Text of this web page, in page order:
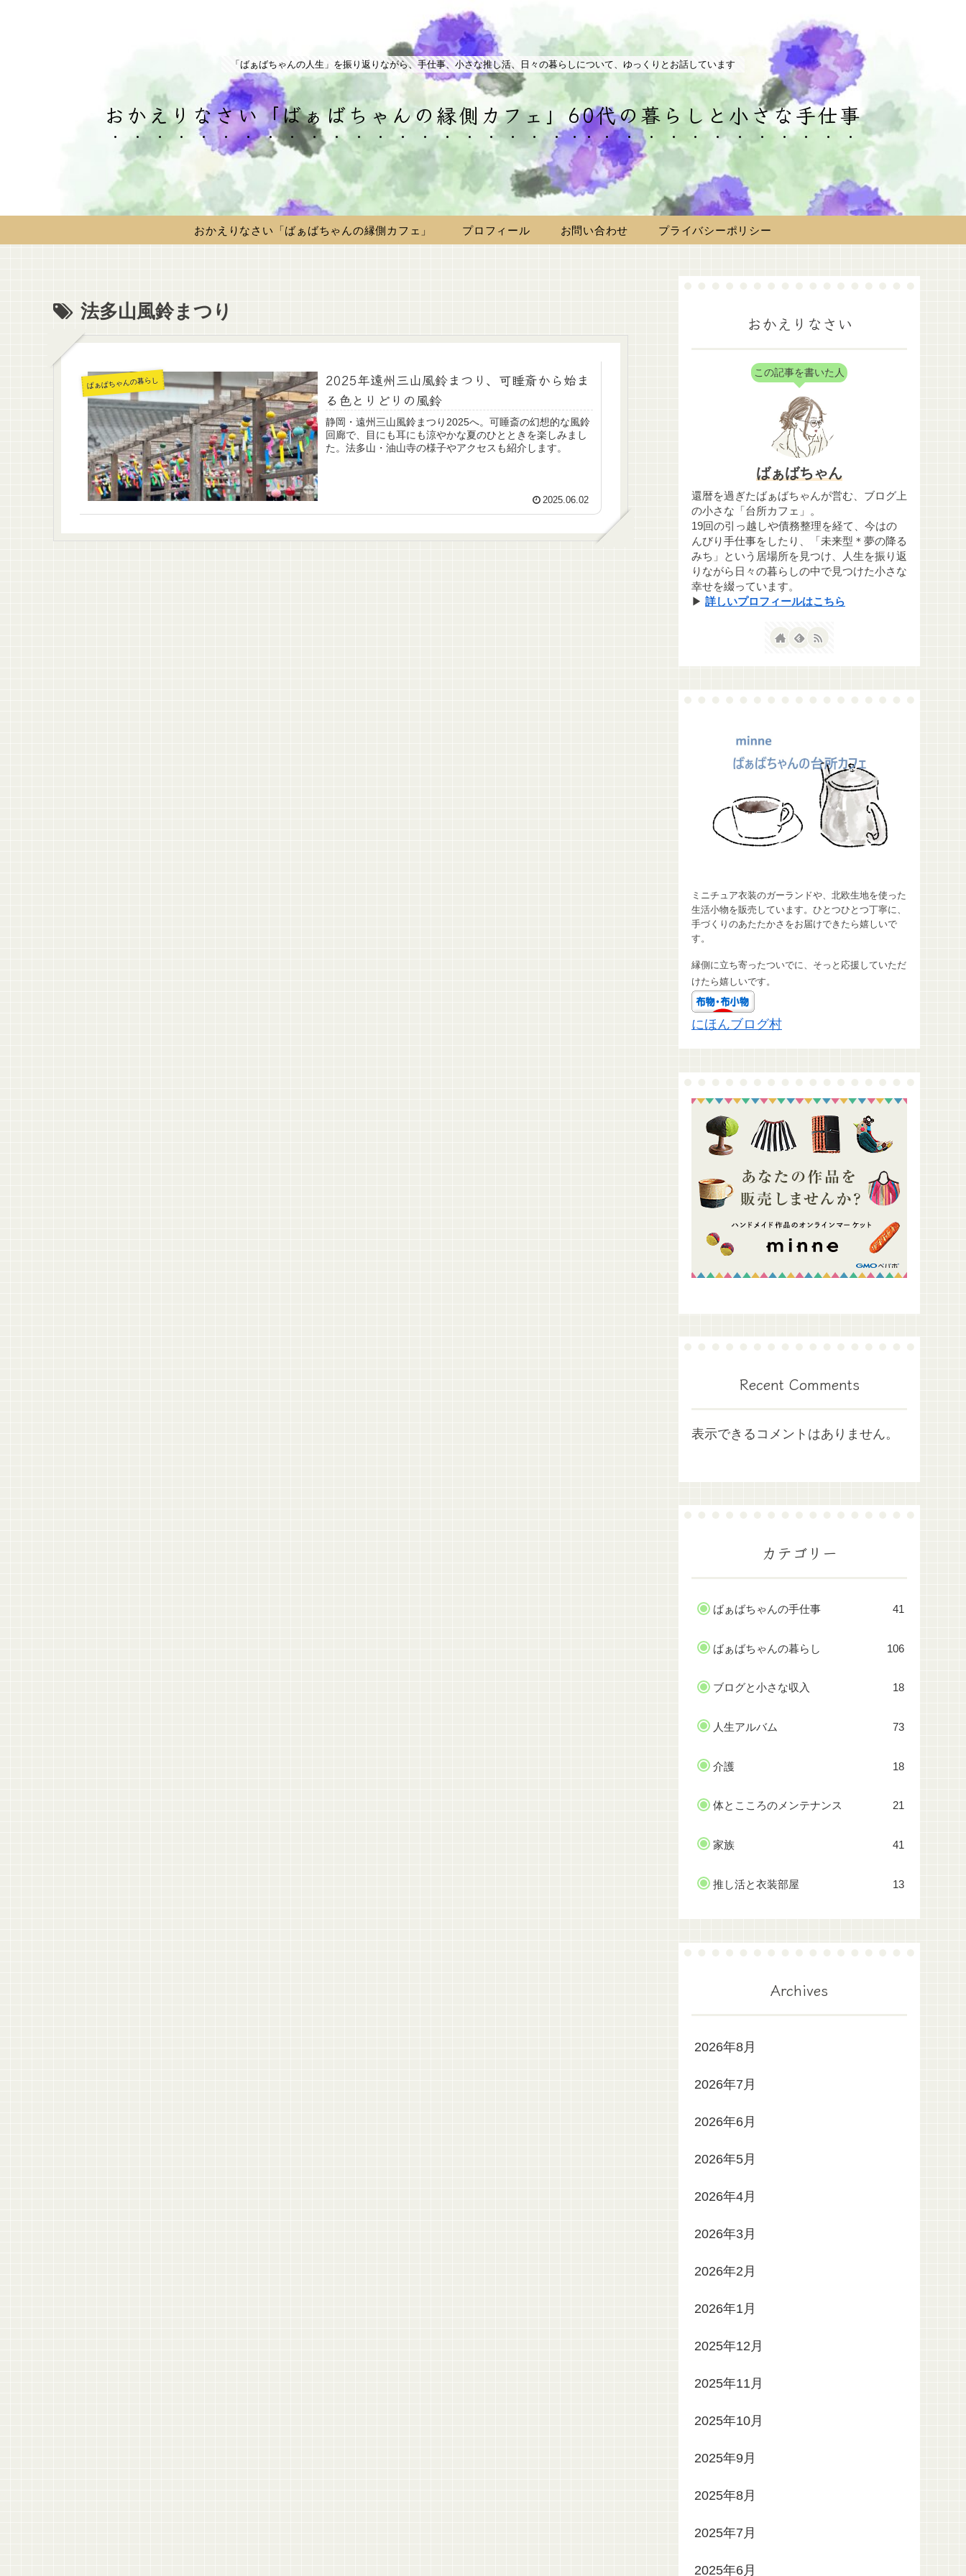
「ばぁばちゃんの人生」を振り返りながら、手仕事、小さな推し活、日々の暮らしについて、ゆっくりとお話しています
おかえりなさい「ばぁばちゃんの縁側カフェ」60代の暮らしと小さな手仕事
おかえりなさい「ばぁばちゃんの縁側カフェ」 プロフィール お問い合わせ プライバシーポリシー
法多山風鈴まつり
ばぁばちゃんの暮らし
2025年遠州三山風鈴まつり、可睡斎から始ま
る色とりどりの風鈴
静岡・遠州三山風鈴まつり2025へ。可睡斎の幻想的な風鈴
回廊で、目にも耳にも涼やかな夏のひとときを楽しみまし
た。法多山・油山寺の様子やアクセスも紹介します。
2025.06.02
おかえりなさい
この記事を書いた人
ばぁばちゃん
還暦を過ぎたばぁばちゃんが営む、ブログ上
の小さな「台所カフェ」。
19回の引っ越しや債務整理を経て、今はの
んびり手仕事をしたり、「未来型＊夢の降る
みち」という居場所を見つけ、人生を振り返
りながら日々の暮らしの中で見つけた小さな
幸せを綴っています。
▶ 詳しいプロフィールはこちら
ミニチュア衣装のガーランドや、北欧生地を使った
生活小物を販売しています。ひとつひとつ丁寧に、
手づくりのあたたかさをお届けできたら嬉しいで
す。
縁側に立ち寄ったついでに、そっと応援していただ
けたら嬉しいです。
にほんブログ村
Recent Comments
表示できるコメントはありません。
カテゴリー
ばぁばちゃんの手仕事 41
ばぁばちゃんの暮らし 106
ブログと小さな収入 18
人生アルバム 73
介護 18
体とこころのメンテナンス 21
家族 41
推し活と衣装部屋 13
Archives
2026年8月
2026年7月
2026年6月
2026年5月
2026年4月
2026年3月
2026年2月
2026年1月
2025年12月
2025年11月
2025年10月
2025年9月
2025年8月
2025年7月
2025年6月